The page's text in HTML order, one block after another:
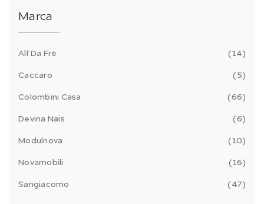
Marca
Alf Da Frè 14
Caccaro 5
Colombini Casa 66
Devina Nais 6
Modulnova 10
Novamobili 16
Sangiacomo 47